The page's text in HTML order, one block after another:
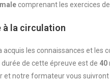
comprenant les exercices
à la circulation
acquis les connaissances et
de cette épreuve est de 40
et notre formateur vous